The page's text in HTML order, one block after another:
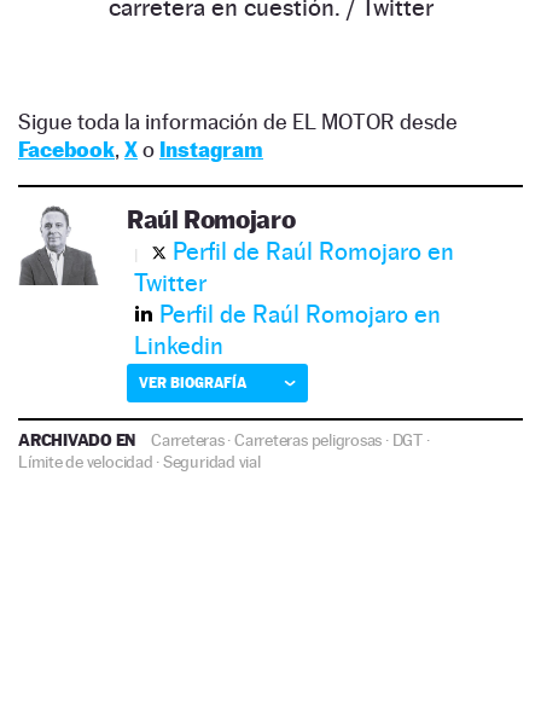
carretera en cuestión. / Twitter
Sigue toda la información de EL MOTOR desde
Facebook, Xo Instagram
Raúl Romojaro
Perfil de Raúl Romojaro en
Twitter
Perfil de Raúl Romojaro en
Linkedin
VER BIOGRAFÍA
ARCHIVADO EN Carreteras·Carreteras peligrosas · DGT·
Límite de velocidad ·Seguridad vial